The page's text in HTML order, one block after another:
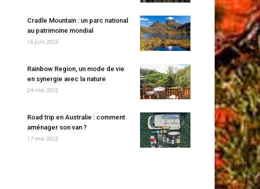
Cradle Mountain : un parc national
au patrimoine mondial
16 juin 2022
Rainbow Region, un mode de vie
en synergie avec la nature
24 mai 2022
Road trip en Australie : comment
aménager son van ?
17 mai 2022